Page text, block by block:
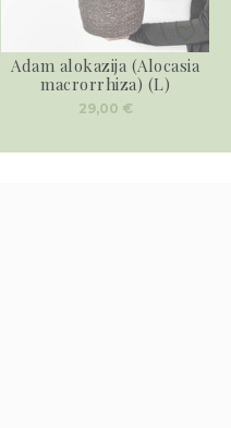
Adam alokazija (Alocasia
macrorrhiza) (L)
29,00 €